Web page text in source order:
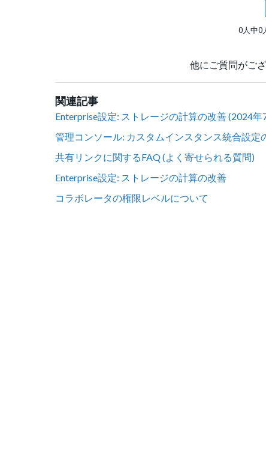
0人中0
他にご質問がご
関連記事
Enterprise設定: ストレージの計算の改善 (2024年
管理コンソール: カスタムインスタンス統合設定
共有リンクに関するFAQ (よく寄せられる質問)
Enterprise設定: ストレージの計算の改善
コラボレータの権限レベルについて